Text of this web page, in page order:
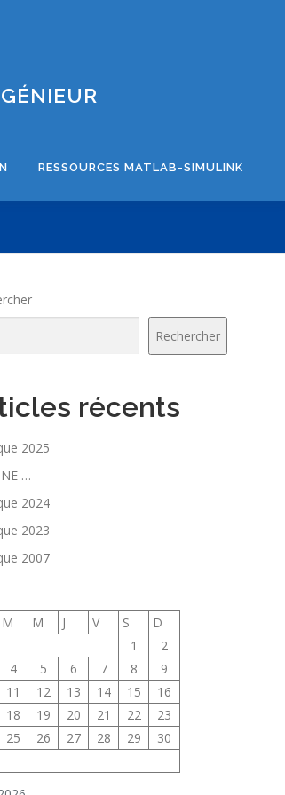
RESSOURCES MATLAB-SIMULINK
Rechercher
récents
2025
…
2024
2023
2007
M M J V S
D
1
2
4 5 6 7 8
9
11 12 13 14 15
16
18 19 20 21 22
23
25 26 27 28 29
30